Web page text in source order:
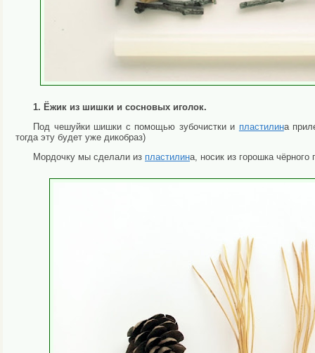
1. Ёжик из шишки и сосновых иголок.
Под чешуйки шишки с помощью зубочистки и пластилина
тогда эту будет уже дикобраз)
Мордочку мы сделали из пластилина, носик из горошка чёрного